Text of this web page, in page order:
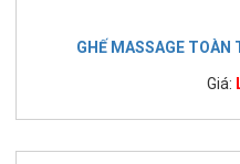
GHẾ MASSAGE
Giá: